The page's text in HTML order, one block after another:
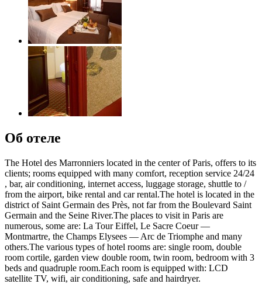
Об отеле
The Hotel des Marronniers located in the center of Paris, offers to its
clients; rooms equipped with many comfort, reception service 24/24
, bar, air conditioning, internet access, luggage storage, shuttle to /
from the airport, bike rental and car rental.The hotel is located in the
district of Saint Germain des Près, not far from the Boulevard Saint
Germain and the Seine River.The places to visit in Paris are
numerous, some are: La Tour Eiffel, Le Sacre Coeur —
Montmartre, the Champs Elysees — Arc de Triomphe and many
others.The various types of hotel rooms are: single room, double
room cortile, garden view double room, twin room, bedroom with 3
beds and quadruple room.Each room is equipped with: LCD
satellite TV, wifi, air conditioning, safe and hairdryer.